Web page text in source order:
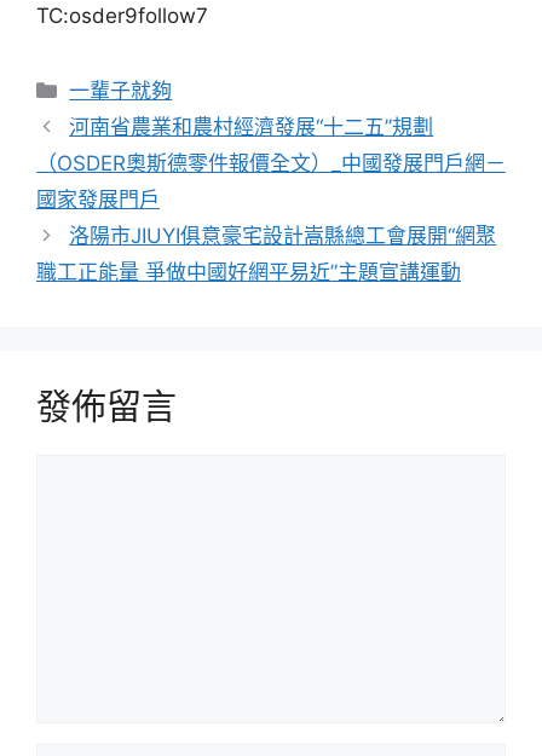
TC:osder9follow7
分
類
一輩子就夠
河南省農業和農村經濟發展“十二五”規劃
（OSDER奧斯德零件報價全文）_中國發展門戶網－
國家發展門戶
洛陽市JIUYI俱意豪宅設計嵩縣總工會展開“網聚
職工正能量 爭做中國好網平易近”主題宣講運動
發佈留言